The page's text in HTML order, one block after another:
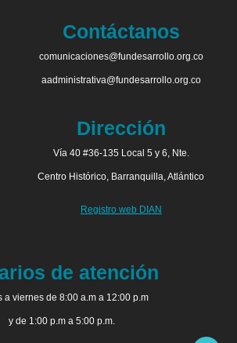
Contáctanos
comunicaciones@fundesarrollo.org.co
aadministrativa@fundesarrollo.org.co
Dirección
Vía 40 #36-135 Local 5 y 6, Nte.
Centro Histórico, Barranquilla, Atlántico
Registro web DIAN
de atención
a viernes de 8:00 a.m a 12:00 p.m
y de 1:00 p.m a 5:00 p.m.